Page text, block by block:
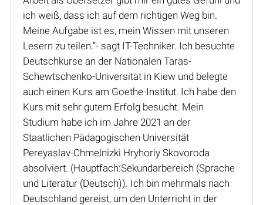
ich weiß, dass ich auf dem richtigen Weg bin.
Meine Aufgabe ist es, mein Wissen mit unseren
Lesern zu teilen.“- sagt IT-Techniker. Ich besuchte
Deutschkurse an der Nationalen Taras-
Schewtschenko-Universität in Kiew und belegte
auch einen Kurs am Goethe-Institut. Ich habe den
Kurs mit sehr gutem Erfolg besucht. Mein
Studium habe ich im Jahre 2021 an der
Staatlichen Pädagogischen Universität
Pereyaslav-Chmelnizki Hryhoriy Skovoroda
absolviert. (Hauptfach:Sekundarbereich (Sprache
und Literatur (Deutsch)). Ich bin mehrmals nach
Deutschland gereist, um den Unterricht in der